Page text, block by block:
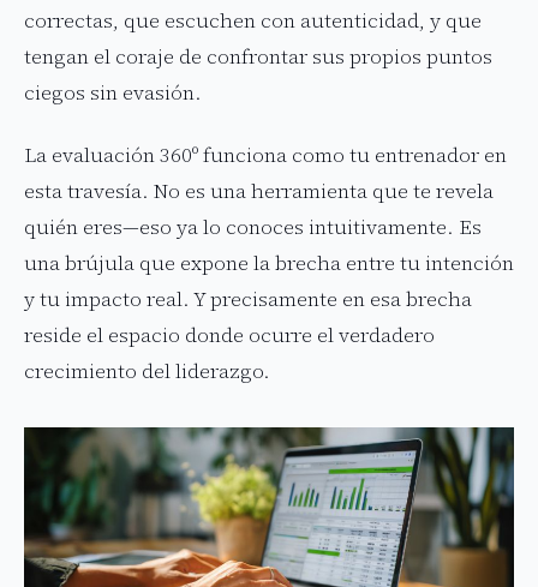
correctas, que escuchen con autenticidad, y que
tengan el coraje de confrontar sus propios puntos
ciegos sin evasión.
La evaluación 360º funciona como tu entrenador en
esta travesía. No es una herramienta que te revela
quién eres—eso ya lo conoces intuitivamente. Es
una brújula que expone la brecha entre tu intención
y tu impacto real. Y precisamente en esa brecha
reside el espacio donde ocurre el verdadero
crecimiento del liderazgo.